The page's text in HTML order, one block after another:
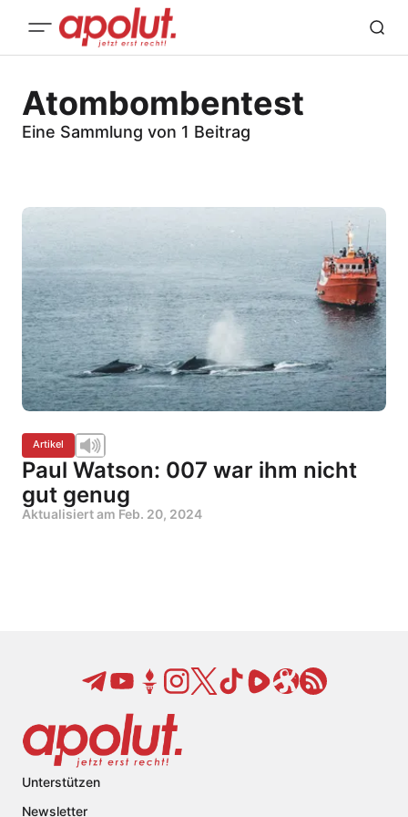
Atombombentest
Eine Sammlung von 1 Beitrag
Artikel
Paul Watson: 007 war ihm nicht
gut genug
Aktualisiert am Feb. 20, 2024
Unterstützen
Newsletter